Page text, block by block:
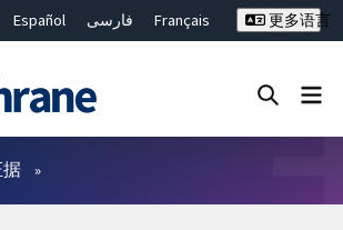
Español فارسی
Français
更多语言